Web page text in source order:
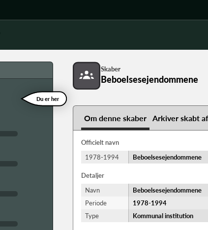
Du er her
Skaber
Beboelsesejendommene
Om denne skaber Arkiver skabt
Officielt navn
1978-1994
Beboelsesejendommene
Detaljer
Navn
Beboelsesejendommene
Periode
1978-​1994
Type
Kommunal institution